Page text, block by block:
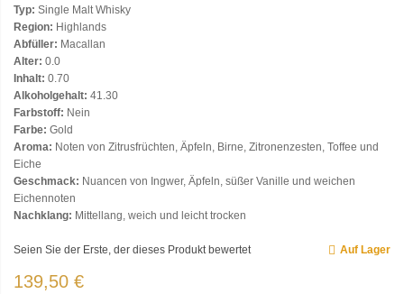
Typ: Single Malt Whisky
Region: Highlands
Abfüller: Macallan
Alter: 0.0
Inhalt: 0.70
Alkoholgehalt: 41.30
Farbstoff: Nein
Farbe: Gold
Aroma: Noten von Zitrusfrüchten, Äpfeln, Birne, Zitronenzesten, Toffee und
Eiche
Geschmack: Nuancen von Ingwer, Äpfeln, süßer Vanille und weichen
Eichennoten
Nachklang: Mittellang, weich und leicht trocken
Auf Lager
Seien Sie der Erste, der dieses Produkt bewertet
139,50 €